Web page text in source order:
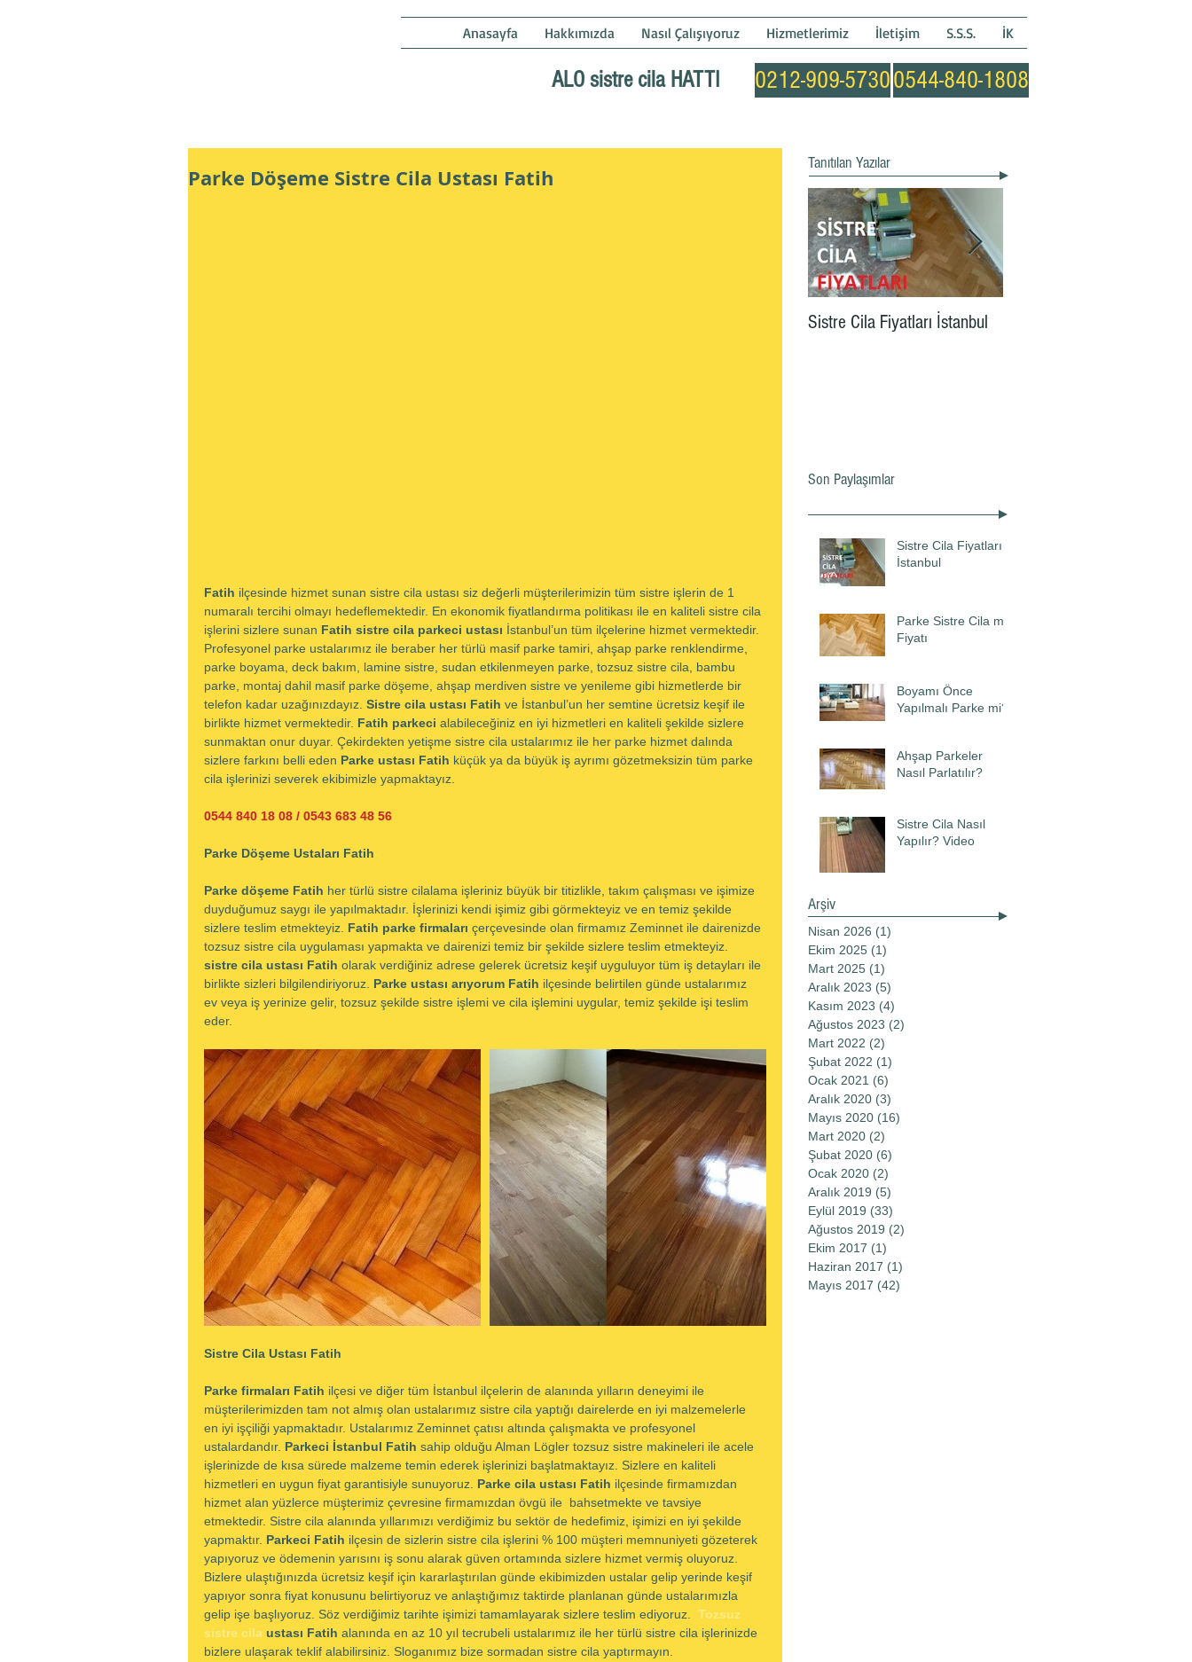
Anasayfa Hakkımızda Nasıl Çalışıyoruz Hizmetlerimiz İletişim S.S.S. İK
ALO sistre cila HATTI 0212-909-57300544-840-1808
Parke Döşeme Sistre Cila Ustası Fatih
Fatih ilçesinde hizmet sunan sistre cila ustası siz değerli müşterilerimizin tüm sistre işlerin de 1
numaralı tercihi olmayı hedeflemektedir. En ekonomik fiyatlandırma politikası ile en kaliteli sistre cila
işlerini sizlere sunan Fatih sistre cila parkeci ustası İstanbul’un tüm ilçelerine hizmet vermektedir.
Profesyonel parke ustalarımız ile beraber her türlü masif parke tamiri, ahşap parke renklendirme,
parke boyama, deck bakım, lamine sistre, sudan etkilenmeyen parke, tozsuz sistre cila, bambu
parke, montaj dahil masif parke döşeme, ahşap merdiven sistre ve yenileme gibi hizmetlerde bir
telefon kadar uzağınızdayız. Sistre cila ustası Fatih ve İstanbul’un her semtine ücretsiz keşif ile
birlikte hizmet vermektedir. Fatih parkeci alabileceğiniz en iyi hizmetleri en kaliteli şekilde sizlere
sunmaktan onur duyar. Çekirdekten yetişme sistre cila ustalarımız ile her parke hizmet dalında
sizlere farkını belli eden Parke ustası Fatih küçük ya da büyük iş ayrımı gözetmeksizin tüm parke
cila işlerinizi severek ekibimizle yapmaktayız.
0544 840 18 08 / 0543 683 48 56
Parke Döşeme Ustaları Fatih
Parke döşeme Fatih her türlü sistre cilalama işleriniz büyük bir titizlikle, takım çalışması ve işimize
duyduğumuz saygı ile yapılmaktadır. İşlerinizi kendi işimiz gibi görmekteyiz ve en temiz şekilde
sizlere teslim etmekteyiz. Fatih parke firmaları çerçevesinde olan firmamız Zeminnet ile dairenizde
tozsuz sistre cila uygulaması yapmakta ve dairenizi temiz bir şekilde sizlere teslim etmekteyiz.
sistre cila ustası Fatih olarak verdiğiniz adrese gelerek ücretsiz keşif uyguluyor tüm iş detayları ile
birlikte sizleri bilgilendiriyoruz. Parke ustası arıyorum Fatih ilçesinde belirtilen günde ustalarımız
ev veya iş yerinize gelir, tozsuz şekilde sistre işlemi ve cila işlemini uygular, temiz şekilde işi teslim
eder.
Sistre Cila Ustası Fatih
Parke firmaları Fatih ilçesi ve diğer tüm İstanbul ilçelerin de alanında yılların deneyimi ile
müşterilerimizden tam not almış olan ustalarımız sistre cila yaptığı dairelerde en iyi malzemelerle
en iyi işçiliği yapmaktadır. Ustalarımız Zeminnet çatısı altında çalışmakta ve profesyonel
ustalardandır. Parkeci İstanbul Fatih sahip olduğu Alman Lögler tozsuz sistre makineleri ile acele
işlerinizde de kısa sürede malzeme temin ederek işlerinizi başlatmaktayız. Sizlere en kaliteli
hizmetleri en uygun fiyat garantisiyle sunuyoruz. Parke cila ustası Fatih ilçesinde firmamızdan
hizmet alan yüzlerce müşterimiz çevresine firmamızdan övgü ile  bahsetmekte ve tavsiye
etmektedir. Sistre cila alanında yıllarımızı verdiğimiz bu sektör de hedefimiz, işimizi en iyi şekilde
yapmaktır. Parkeci Fatih ilçesin de sizlerin sistre cila işlerini % 100 müşteri memnuniyeti gözeterek
yapıyoruz ve ödemenin yarısını iş sonu alarak güven ortamında sizlere hizmet vermiş oluyoruz.
Bizlere ulaştığınızda ücretsiz keşif için kararlaştırılan günde ekibimizden ustalar gelip yerinde keşif
yapıyor sonra fiyat konusunu belirtiyoruz ve anlaştığımız taktirde planlanan günde ustalarımızla
gelip işe başlıyoruz. Söz verdiğimiz tarihte işimizi tamamlayarak sizlere teslim ediyoruz. Tozsuz
sistre cila ustası Fatih alanında en az 10 yıl tecrubeli ustalarımız ile her türlü sistre cila işlerinizde
bizlere ulaşarak teklif alabilirsiniz. Sloganımız bize sormadan sistre cila yaptırmayın.
Tanıtılan Yazılar
Sistre Cila Fiyatları İstanbul
Son Paylaşımlar
Sistre Cila Fiyatları
İstanbul
Parke Sistre Cila m2
Fiyatı
Boyamı Önce
Yapılmalı Parke mi?
Ahşap Parkeler
Nasıl Parlatılır?
Sistre Cila Nasıl
Yapılır? Video
Arşiv
Nisan 2026 (1)
Ekim 2025 (1)
Mart 2025 (1)
Aralık 2023 (5)
Kasım 2023 (4)
Ağustos 2023 (2)
Mart 2022 (2)
Şubat 2022 (1)
Ocak 2021 (6)
Aralık 2020 (3)
Mayıs 2020 (16)
Mart 2020 (2)
Şubat 2020 (6)
Ocak 2020 (2)
Aralık 2019 (5)
Eylül 2019 (33)
Ağustos 2019 (2)
Ekim 2017 (1)
Haziran 2017 (1)
Mayıs 2017 (42)